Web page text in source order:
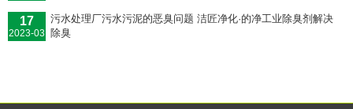
17
2023-03
污水处理厂污水污泥的恶臭问题 洁匠净化·的净工业除臭剂解决
除臭